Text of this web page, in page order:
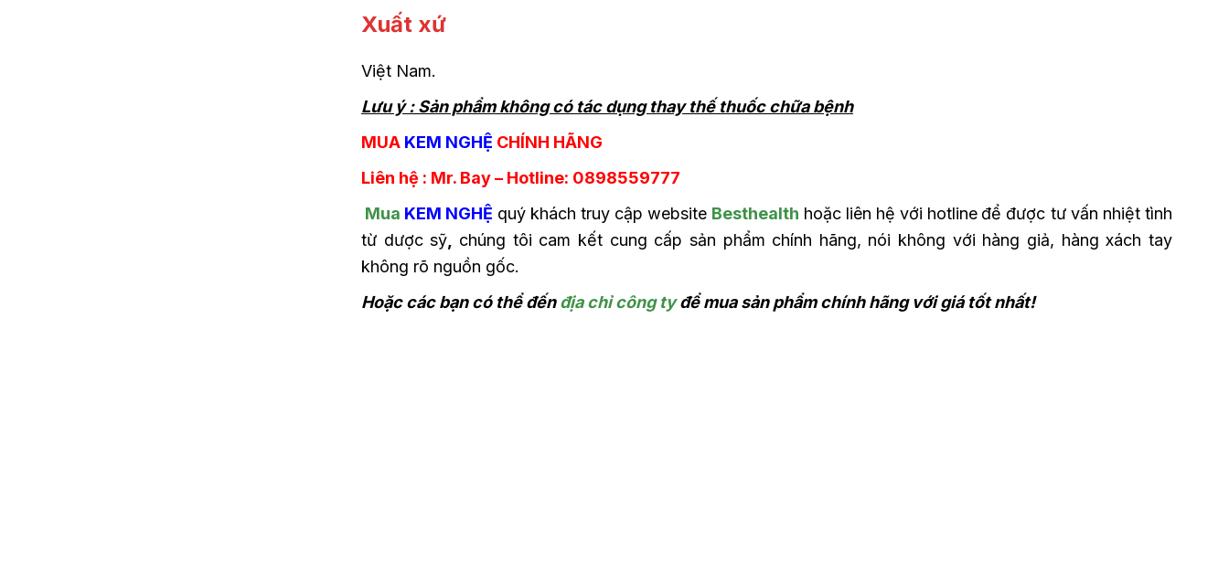
Xuất xứ
Việt Nam.
Lưu ý : Sản phẩm không có tác dụng thay thế thuốc chữa bệnh
MUA KEM NGHỆ CHÍNH HÃNG
Liên hệ : Mr. Bay – Hotline: 0898559777
Mua KEM NGHỆ quý khách truy cập website Besthealth hoặc liên hệ với hotline để được tư vấn nhiệt tình
từ dược sỹ, chúng tôi cam kết cung cấp sản phẩm chính hãng, nói không với hàng giả, hàng xách tay
không rõ nguồn gốc.
Hoặc các bạn có thể đếnđịa chỉ công tyđể mua sản phẩm chính hãng với giá tốt nhất!